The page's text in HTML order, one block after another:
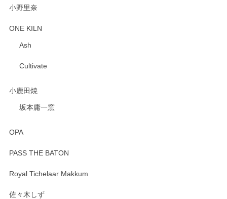
小野里奈
ONE KILN
Ash
Cultivate
小鹿田焼
坂本庸一窯
OPA
PASS THE BATON
Royal Tichelaar Makkum
佐々木しず